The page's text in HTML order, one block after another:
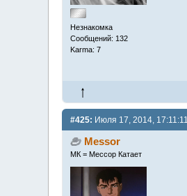
Незнакомка
Сообщений: 132
Karma: 7
#425: Июля 17, 2014, 17:11:11
Messor
МК = Мессор Катает